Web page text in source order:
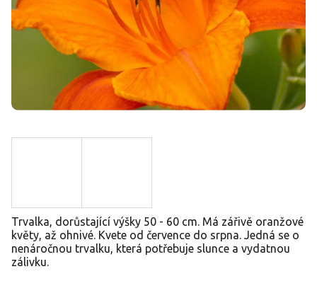
Trvalka, dorůstající výšky 50 - 60 cm. Má zářivě oranžové
květy, až ohnivé. Kvete od července do srpna. Jedná se o
nenáročnou trvalku, která potřebuje slunce a vydatnou
zálivku.